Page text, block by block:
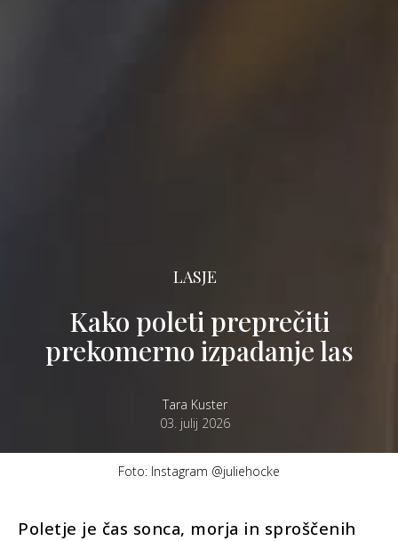
LASJE
Kako poleti preprečiti
prekomerno izpadanje las
Tara Kuster
03. julij 2026
Foto: Instagram @juliehocke
Poletje je čas sonca, morja in sproščenih